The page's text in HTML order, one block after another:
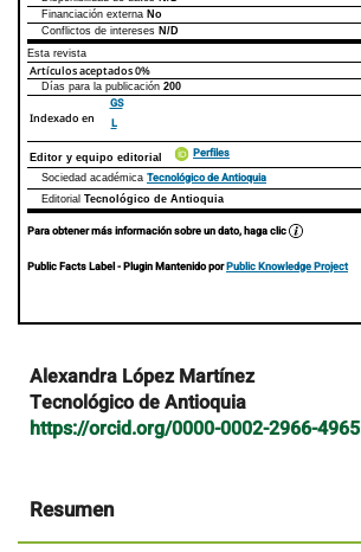
Financiación externa No
Conflictos de intereses N/D
Esta revista
Artículos aceptados0%
Días para la publicación 200
Indexado en
GS
L
Editor y equipo editorial Perfiles
Sociedad académica Tecnológico de Antioquia
Editorial Tecnológico de Antioquia
Para obtener más información sobre un dato, haga clic
Public Facts Label- Plugin Mantenido porPublic Knowledge Project
Contenido
principal
del
artículo
Alexandra López Martínez
Tecnológico de Antioquia
https://orcid.org/0000-0002-2966-4965
Resumen